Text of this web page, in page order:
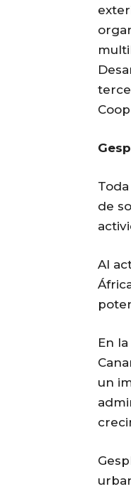
de
Al
En
un